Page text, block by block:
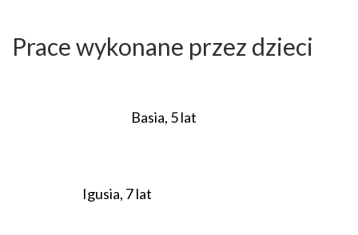
Prace wykonane przez dzieci
Basia, 5 lat
Igusia, 7 lat